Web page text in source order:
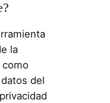
la
como
del